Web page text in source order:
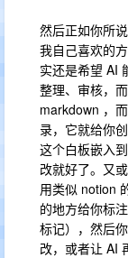
然后正如你所
我自己喜欢的
实还是希望 AI
整理、审核，
markdown ，
录，它就给你
这个白板嵌入
改就好了。又
用类似 notion
的地方给你标
标记），然后
改，或者让 AI